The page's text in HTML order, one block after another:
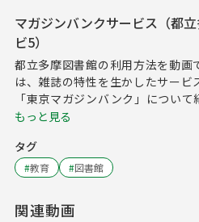
マガジンバンクサービス（都
ビ5）
都立多摩図書館の利用方法を動画
は、雑誌の特性を生かしたサービ
「東京マガジンバンク」につい
もっと見る
タグ
#教育 #図書館
関連動画